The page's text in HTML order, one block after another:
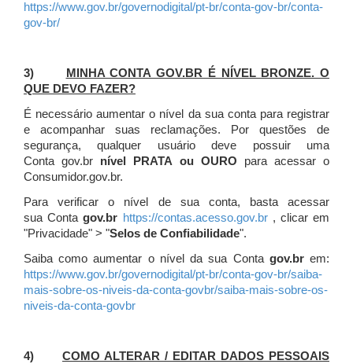
https://www.gov.br/governodigital/pt-br/conta-gov-br/conta-
gov-br/
3)
MINHA CONTA GOV.BR É NÍVEL BRONZE. O
QUE DEVO FAZER?
É necessário aumentar o nível da sua conta para registrar
e acompanhar suas reclamações. Por questões de
segurança, qualquer usuário deve possuir uma
Conta gov.br nível PRATA ou OURO para acessar o
Consumidor.gov.br.
Para verificar o nível de sua conta, basta acessar
sua Contagov.br https://contas.acesso.gov.br, clicar em
"Privacidade" > "Selos de Confiabilidade".
Saiba como aumentar o nível da sua Conta gov.brem:
https://www.gov.br/governodigital/pt-br/conta-gov-br/saiba-
mais-sobre-os-niveis-da-conta-govbr/saiba-mais-sobre-os-
niveis-da-conta-govbr
4) COMO ALTERAR / EDITAR DADOS PESSOAIS